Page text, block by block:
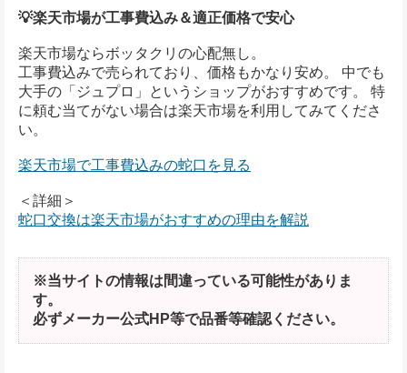
💡楽天市場が工事費込み＆適正価格で安心
楽天市場ならボッタクリの心配無し。
工事費込みで売られており、価格もかなり安め。 中でも
大手の「ジュプロ」というショップがおすすめです。 特
に頼む当てがない場合は楽天市場を利用してみてくださ
い。
楽天市場で工事費込みの蛇口を見る
＜詳細＞
蛇口交換は楽天市場がおすすめの理由を解説
※当サイトの情報は間違っている可能性がありま
す。
必ずメーカー公式HP等で品番等確認ください。